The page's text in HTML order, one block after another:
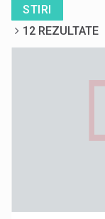
STIRI
12 REZULTATE